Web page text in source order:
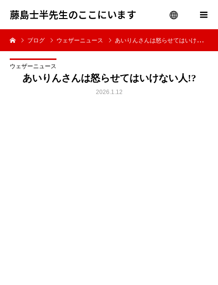
藤島士半先生のここにいます
menu
ブログ ウェザーニュース あいりんさんは怒らせてはいけない人!?
ウェザーニュース
あいりんさんは怒らせてはいけない人!?
2026.1.12